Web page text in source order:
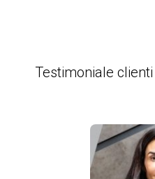
Testimoniale